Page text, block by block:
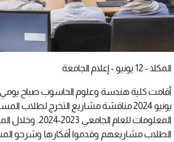
المكلا - 12 يونيو - إعلام الجامعة
يونيو 2024 مناقشة مشاريع التخرج لطلاب
المعلومات للعام
الطلاب مشاريعهم وقدموا أفكارها وشرحو